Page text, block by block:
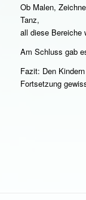
Ob Malen,
Tanz,
all diese Bereiche
Am Schluss gab
Fazit: Den
Fortsetzung